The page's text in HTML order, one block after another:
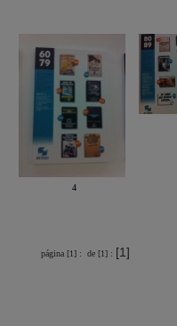
4
página [1] : de [1] : [1]